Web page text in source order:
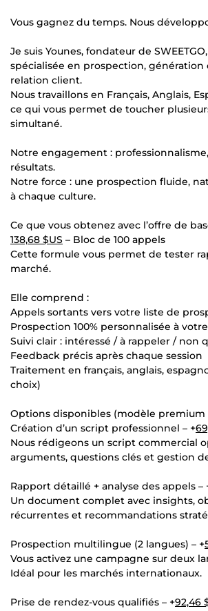
Vous gagnez du temps. Nous
Je suis Younes, fondateur de
spécialisée en prospection, génération
relation client.
Nous travaillons en Français, Anglais,
ce qui vous permet de toucher
simultané.
Notre engagement :
résultats.
Notre force : une prospection fluide,
à chaque culture.
Ce que vous obtenez avec l’offre de
138,68 $US – Bloc de 100 appels
Cette formule vous permet de tester
marché.
Elle comprend :
Appels sortants vers votre liste de
Prospection 100% personnalisée à
Suivi clair : intéressé / à rappeler / non
Feedback précis après chaque session
Traitement en français, anglais,
choix)
Options disponibles (modèle premium
Création d’un script professionnel – +
Nous rédigeons un script commercial
arguments, questions clés et gestion
Rapport détaillé + analyse des appels –
Un document complet avec insights,
récurrentes et recommandations
Prospection multilingue (2 langues) – +
Vous activez une campagne sur deux
Idéal pour les marchés internationaux.
Prise de rendez-vous qualifiés – +92,46